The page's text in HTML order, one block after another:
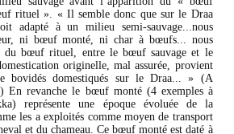
rituel ». « Il semble donc que sur le Draa
adapté à un milieu semi-sauvage...nous
ni bœuf monté, ni char à bœufs... nous
du bœuf rituel, entre le bœuf sauvage et le
originelle, mal assurée, provient
bovidés domestiqués sur le Draa... » (A
En revanche le bœuf monté (4 exemples à
représente une époque évoluée de la
les a exploités comme moyen de transport
et du chameau. Ce bœuf monté est daté à